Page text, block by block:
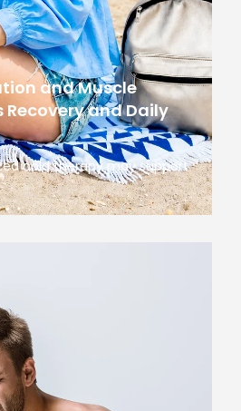
and Muscle
and Daily
cold therapy may support